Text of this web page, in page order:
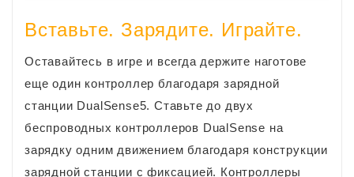
Вставьте. Зарядите. Играйте.
Оставайтесь в игре и всегда держите наготове
еще один контроллер благодаря зарядной
станции DualSense5. Ставьте до двух
беспроводных контроллеров DualSense на
зарядку одним движением благодаря конструкции
зарядной станции с фиксацией. Контроллеры